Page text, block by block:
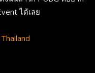
ได้เลย